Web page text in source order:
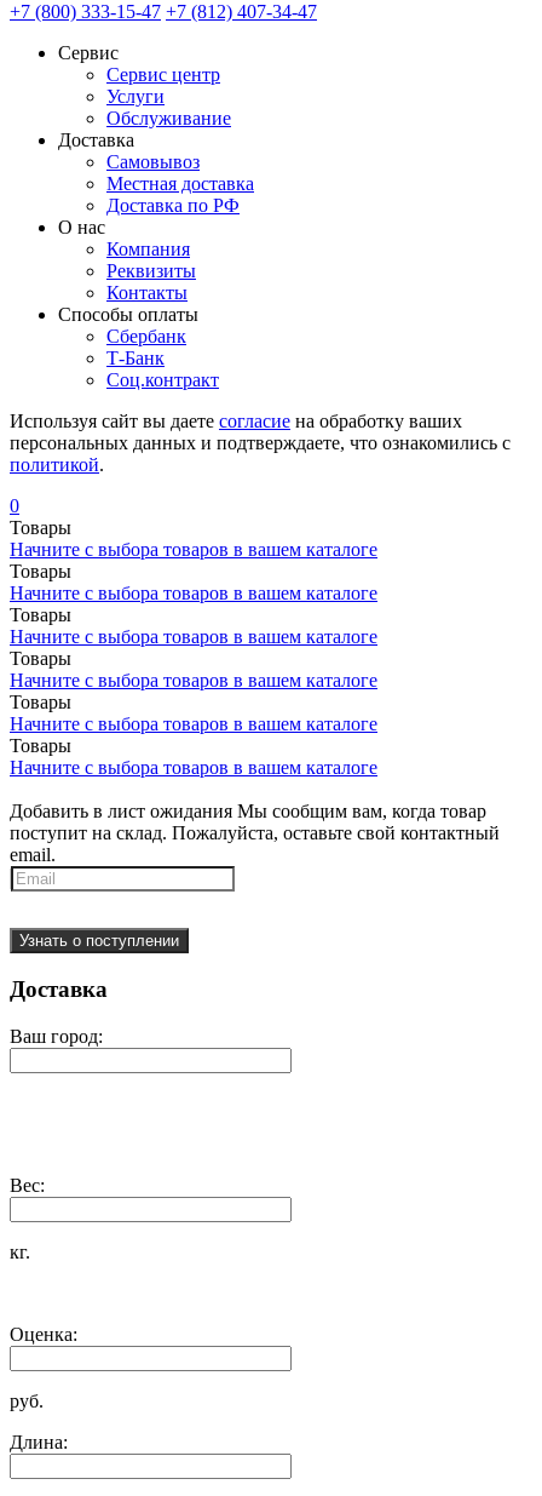
+7 (800) 333-15-47 +7 (812) 407-34-47
Сервис
Сервис центр
Услуги
Обслуживание
Доставка
Самовывоз
Местная доставка
Доставка по РФ
О нас
Компания
Реквизиты
Контакты
Cпособы оплаты
Сбербанк
Т-Банк
Соц.контракт
Используя сайт вы даете согласие на обработку ваших
персональных данных и подтверждаете, что ознакомились с
политикой.
0
Товары
Начните с выбора товаров в вашем каталоге
Товары
Начните с выбора товаров в вашем каталоге
Товары
Начните с выбора товаров в вашем каталоге
Товары
Начните с выбора товаров в вашем каталоге
Товары
Начните с выбора товаров в вашем каталоге
Товары
Начните с выбора товаров в вашем каталоге
Добавить в лист ожидания Мы сообщим вам, когда товар
поступит на склад. Пожалуйста, оставьте свой контактный
email.
Узнать о поступлении
Доставка
Ваш город:
Вес:
кг.
Оценка:
руб.
Длина: